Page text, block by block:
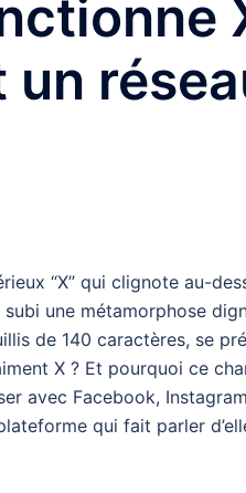
“X” qui clignote au-
une métamorphose
de 140 caractères, se
X ? Et pourquoi ce
avec Facebook,
qui fait parler